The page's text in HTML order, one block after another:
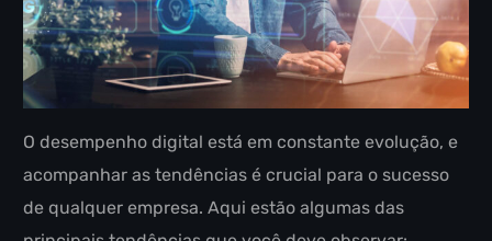
O desempenho digital está em constante evolução, e
acompanhar as tendências é crucial para o sucesso
de qualquer empresa. Aqui estão algumas das